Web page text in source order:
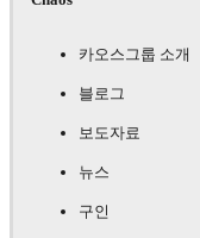
카오스그룹 소개
블로그
보도자료
뉴스
구인